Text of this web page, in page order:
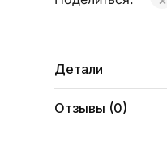
Детали
Отзывы (0)